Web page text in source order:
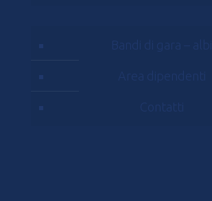
Bandi di gara – albi
Area dipendenti
Contatti